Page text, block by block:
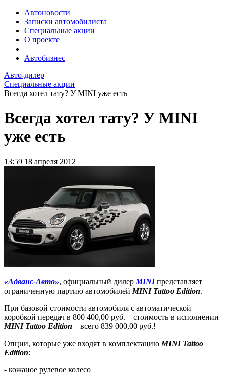
Автоновости
Записки автомобилиста
Специальные акции
О проекте
Автобизнес
Авто-дилер
Специальные акции
Всегда хотел тату? У MINI уже есть
Всегда хотел тату? У MINI
уже есть
13:59 18 апреля 2012
«Адванс-Авто», официальный дилер MINIпредставляет
ограниченную партию автомобилей MINI Tattoo Edition.
При базовой стоимости автомобиля с автоматической
коробкой передач в 800 400,00 руб. – стоимость в исполнении
MINI Tattoo Edition – всего 839 000,00 руб.!
Опции, которые уже входят в комплектацию MINI Tattoo
Edition:
- кожаное рулевое колесо